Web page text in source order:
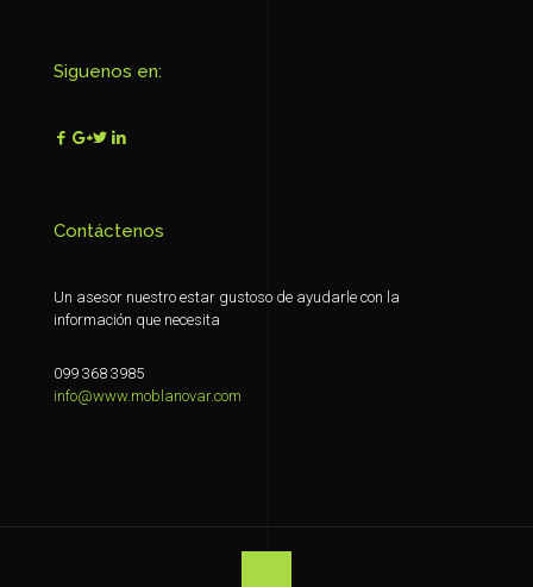
Siguenos en:
Contáctenos
Un asesor nuestro estar gustoso de ayudarle con la
información que necesita
099 368 3985
info@www.moblanovar.com